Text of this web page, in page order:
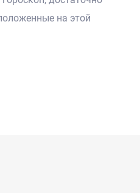
на этой